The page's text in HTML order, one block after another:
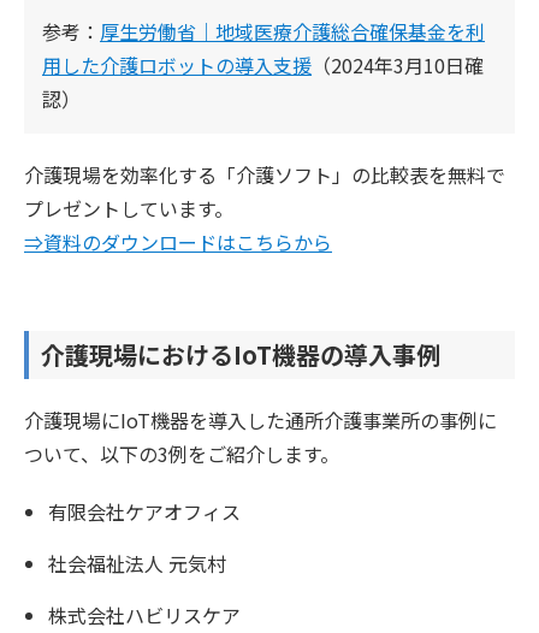
参考： 厚生労働省｜地域医療介護総合確保基金を利
用した介護ロボットの導入支援 （2024年3月10日確
認）
介護現場を効率化する「介護ソフト」の比較表を無料で
プレゼントしています。
⇒資料のダウンロードはこちらから
介護現場におけるIoT機器の導入事例
介護現場にIoT機器を導入した通所介護事業所の事例に
ついて、以下の3例をご紹介します。
有限会社ケアオフィス
社会福祉法人 元気村
株式会社ハビリスケア